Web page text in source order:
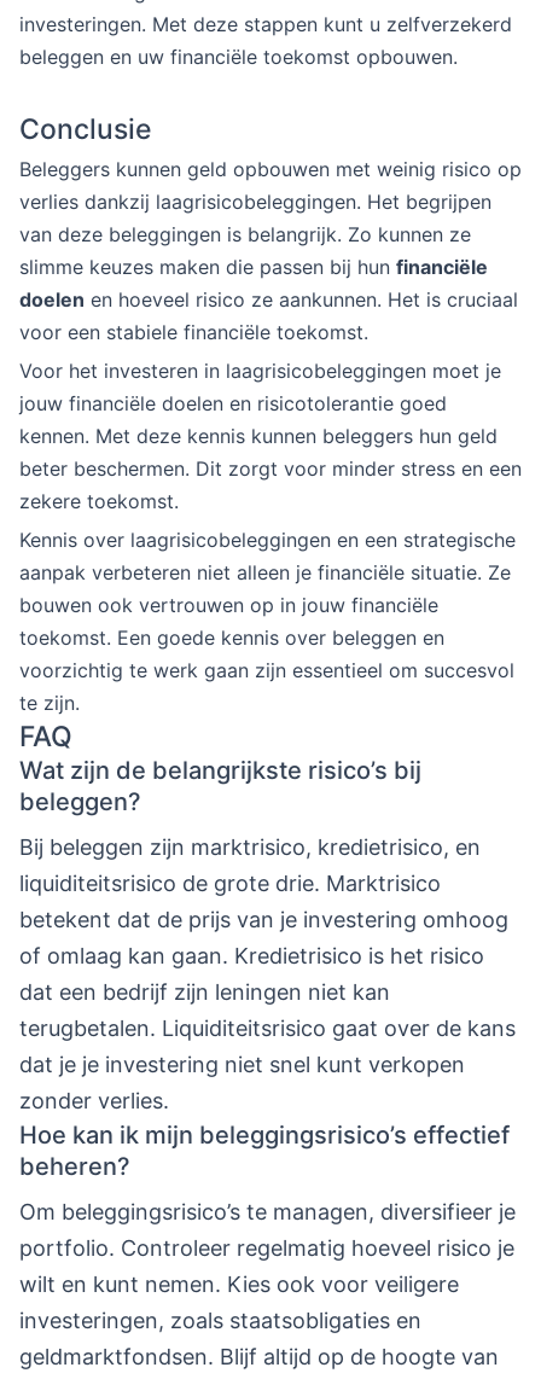
investeringen. Met deze stappen kunt u zelfverzekerd
beleggen en uw financiële toekomst opbouwen.
Conclusie
Beleggers kunnen geld opbouwen met weinig risico op
verlies dankzij laagrisicobeleggingen. Het begrijpen
van deze beleggingen is belangrijk. Zo kunnen ze
slimme keuzes maken die passen bij hun financiële
doelen en hoeveel risico ze aankunnen. Het is cruciaal
voor een stabiele financiële toekomst.
Voor het investeren in laagrisicobeleggingen moet je
jouw financiële doelen en risicotolerantie goed
kennen. Met deze kennis kunnen beleggers hun geld
beter beschermen. Dit zorgt voor minder stress en een
zekere toekomst.
Kennis over laagrisicobeleggingen en een strategische
aanpak verbeteren niet alleen je financiële situatie. Ze
bouwen ook vertrouwen op in jouw financiële
toekomst. Een goede kennis over beleggen en
voorzichtig te werk gaan zijn essentieel om succesvol
te zijn.
FAQ
Wat zijn de belangrijkste risico’s bij
beleggen?
Bij beleggen zijn marktrisico, kredietrisico, en
liquiditeitsrisico de grote drie. Marktrisico
betekent dat de prijs van je investering omhoog
of omlaag kan gaan. Kredietrisico is het risico
dat een bedrijf zijn leningen niet kan
terugbetalen. Liquiditeitsrisico gaat over de kans
dat je je investering niet snel kunt verkopen
zonder verlies.
Hoe kan ik mijn beleggingsrisico’s effectief
beheren?
Om beleggingsrisico’s te managen, diversifieer je
portfolio. Controleer regelmatig hoeveel risico je
wilt en kunt nemen. Kies ook voor veiligere
investeringen, zoals staatsobligaties en
geldmarktfondsen. Blijf altijd op de hoogte van